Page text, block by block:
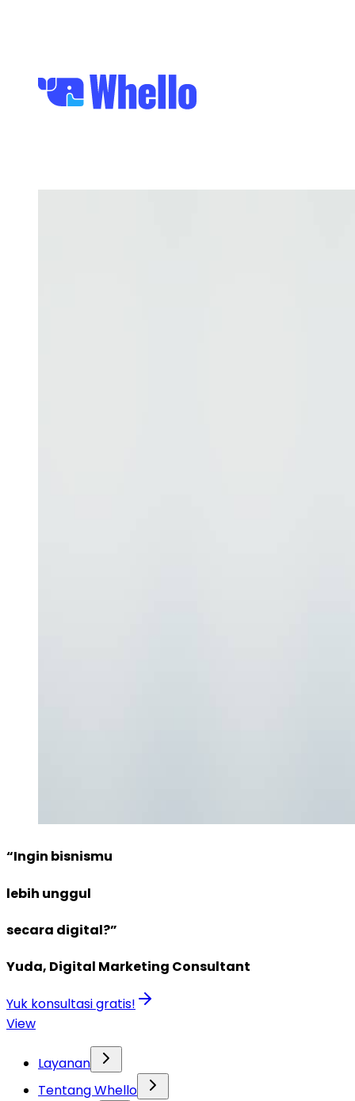
“Ingin bisnismu
lebih unggul
secara digital?”
Yuda, Digital Marketing Consultant
Yuk konsultasi gratis!
View
Layanan
Tentang Whello